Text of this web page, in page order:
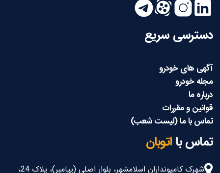
دسترسی سريع
آگهی های خودرو
مجله خودرو
درباره ما
قوانین و مقررات
تماس با ما (لیست شعب)
تماس با اتوبان
شهرک کامیونداران اسلامشهر، بلوار اصلی (پیامبر)، پلاک 24،